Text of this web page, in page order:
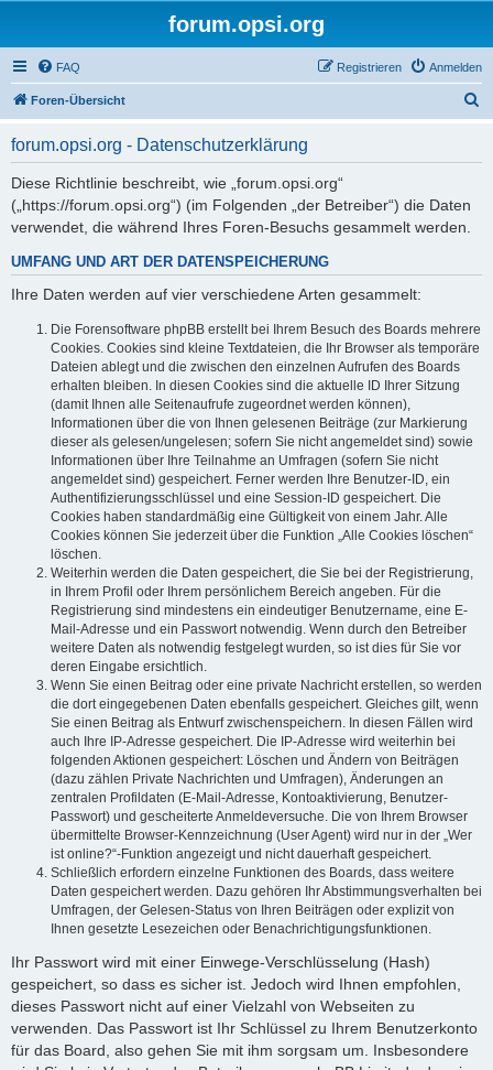
forum.opsi.org
FAQ Anmelden
Registrieren
Foren-Übersicht
forum.opsi.org - Datenschutzerklärung
Diese Richtlinie beschreibt, wie „forum.opsi.org“
(„https://forum.opsi.org“) (im Folgenden „der Betreiber“) die Daten
verwendet, die während Ihres Foren-Besuchs gesammelt werden.
UMFANG UND ART DER DATENSPEICHERUNG
Ihre Daten werden auf vier verschiedene Arten gesammelt:
Die Forensoftware phpBB erstellt bei Ihrem Besuch des Boards mehrere
Cookies. Cookies sind kleine Textdateien, die Ihr Browser als temporäre
Dateien ablegt und die zwischen den einzelnen Aufrufen des Boards
erhalten bleiben. In diesen Cookies sind die aktuelle ID Ihrer Sitzung
(damit Ihnen alle Seitenaufrufe zugeordnet werden können),
Informationen über die von Ihnen gelesenen Beiträge (zur Markierung
dieser als gelesen/ungelesen; sofern Sie nicht angemeldet sind) sowie
Informationen über Ihre Teilnahme an Umfragen (sofern Sie nicht
angemeldet sind) gespeichert. Ferner werden Ihre Benutzer-ID, ein
Authentifizierungsschlüssel und eine Session-ID gespeichert. Die
Cookies haben standardmäßig eine Gültigkeit von einem Jahr. Alle
Cookies können Sie jederzeit über die Funktion „Alle Cookies löschen“
löschen.
Weiterhin werden die Daten gespeichert, die Sie bei der Registrierung,
in Ihrem Profil oder Ihrem persönlichem Bereich angeben. Für die
Registrierung sind mindestens ein eindeutiger Benutzername, eine E-
Mail-Adresse und ein Passwort notwendig. Wenn durch den Betreiber
weitere Daten als notwendig festgelegt wurden, so ist dies für Sie vor
deren Eingabe ersichtlich.
Wenn Sie einen Beitrag oder eine private Nachricht erstellen, so werden
die dort eingegebenen Daten ebenfalls gespeichert. Gleiches gilt, wenn
Sie einen Beitrag als Entwurf zwischenspeichern. In diesen Fällen wird
auch Ihre IP-Adresse gespeichert. Die IP-Adresse wird weiterhin bei
folgenden Aktionen gespeichert: Löschen und Ändern von Beiträgen
(dazu zählen Private Nachrichten und Umfragen), Änderungen an
zentralen Profildaten (E-Mail-Adresse, Kontoaktivierung, Benutzer-
Passwort) und gescheiterte Anmeldeversuche. Die von Ihrem Browser
übermittelte Browser-Kennzeichnung (User Agent) wird nur in der „Wer
ist online?“-Funktion angezeigt und nicht dauerhaft gespeichert.
Schließlich erfordern einzelne Funktionen des Boards, dass weitere
Daten gespeichert werden. Dazu gehören Ihr Abstimmungsverhalten bei
Umfragen, der Gelesen-Status von Ihren Beiträgen oder explizit von
Ihnen gesetzte Lesezeichen oder Benachrichtigungsfunktionen.
Ihr Passwort wird mit einer Einwege-Verschlüsselung (Hash)
gespeichert, so dass es sicher ist. Jedoch wird Ihnen empfohlen,
dieses Passwort nicht auf einer Vielzahl von Webseiten zu
verwenden. Das Passwort ist Ihr Schlüssel zu Ihrem Benutzerkonto
für das Board, also gehen Sie mit ihm sorgsam um. Insbesondere